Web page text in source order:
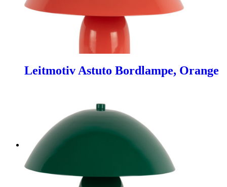
Leitmotiv Astuto Bordlampe, Orange